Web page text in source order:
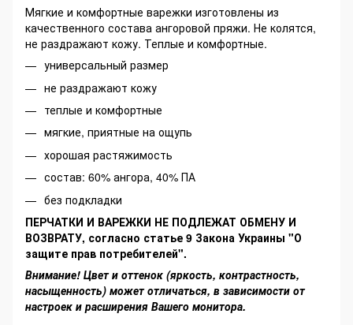
Мягкие и комфортные варежки изготовлены из
качественного состава ангоровой пряжи. Не колятся,
не раздражают кожу. Теплые и комфортные.
универсальный размер
не раздражают кожу
теплые и комфортные
мягкие, приятные на ощупь
хорошая растяжимость
состав: 60% ангора, 40% ПА
без подкладки
ПЕРЧАТКИ И ВАРЕЖКИ НЕ ПОДЛЕЖАТ ОБМЕНУ И
ВОЗВРАТУ, согласно статье 9 Закона Украины "О
защите прав потребителей".
Внимание! Цвет и оттенок (яркость, контрастность,
насыщенность) может отличаться, в зависимости от
настроек и расширения Вашего монитора.